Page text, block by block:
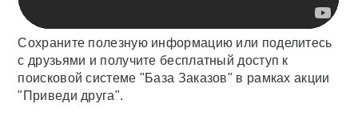
Сохраните полезную информацию или поделитесь
с друзьями и получите бесплатный доступ к
поисковой системе "База Заказов" в рамках акции
"Приведи друга".